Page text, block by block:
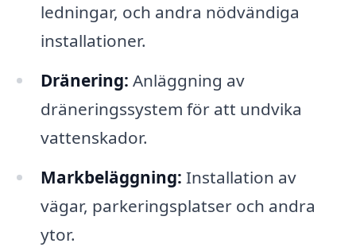
ledningar, och andra nödvändiga
installationer.
Dränering: Anläggning av
dräneringssystem för att undvika
vattenskador.
Markbeläggning: Installation av
vägar, parkeringsplatser och andra
ytor.